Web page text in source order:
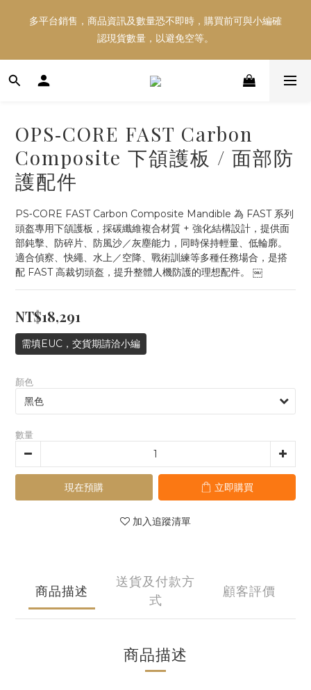
多平台銷售，商品資訊及數量恐不即時，購買前可與小編確
認現貨數量，以避免空等。
多平台銷售，商品資訊及數量恐不即時，購買前可與小編確
認現貨數量，以避免空等。
好東西跟好朋友分享～推薦好友一同享100元購物金！！！
多平台銷售，商品資訊及數量恐不即時，購買前可與小編確
認現貨數量，以避免空等。
OPS‑CORE FAST Carbon
Composite 下頜護板 / 面部防
護配件
PS‑CORE FAST Carbon Composite Mandible 為 FAST 系列
頭盔專用下頜護板，採碳纖維複合材質 + 強化結構設計，提供面
部鈍擊、防碎片、防風沙／灰塵能力，同時保持輕量、低輪廓。
適合偵察、快繩、水上／空降、戰術訓練等多種任務場合，是搭
配 FAST 高裁切頭盔，提升整體人機防護的理想配件。 ￼
NT$18,291
需填EUC，交貨期請洽小編
顏色
數量
現在預購 立即購買
加入追蹤清單
商品描述
送貨及付款方
式
顧客評價
商品描述